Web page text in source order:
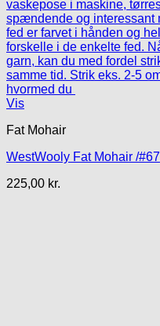
Vis
Fat Mohair
WestWooly Fat Mohair /#67
225,00 kr.